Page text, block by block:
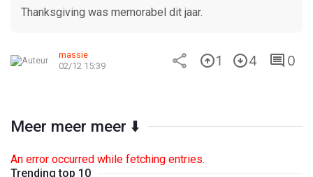
Thanksgiving was memorabel dit jaar.
massie
02/12 15:39
1 4 0
Meer meer meer ⬇️
An error occurred while fetching entries.
Trending top 10